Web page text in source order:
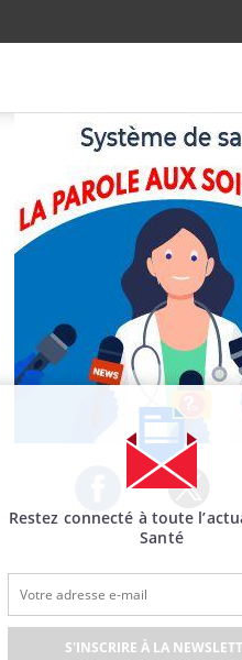
Facebook Twitter
Restez connecté à toute
Santé
S'INSCRIRE À LA